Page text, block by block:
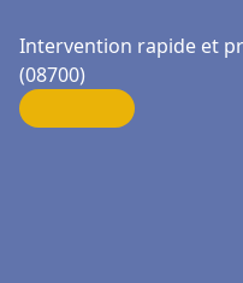
Intervention rapide et
(08700)